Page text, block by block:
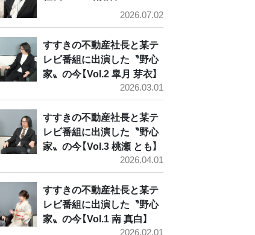
2026.07.02
すすきの不動産社長と某テ
レビ番組に出演した〝野心
家〟の今【Vol.2 皐月 芽衣】
2026.03.01
すすきの不動産社長と某テ
レビ番組に出演した〝野心
家〟の今【Vol.3 桃瀬 とも】
2026.04.01
すすきの不動産社長と某テ
レビ番組に出演した〝野心
家〟の今【Vol.1 南 真白】
2026.02.01